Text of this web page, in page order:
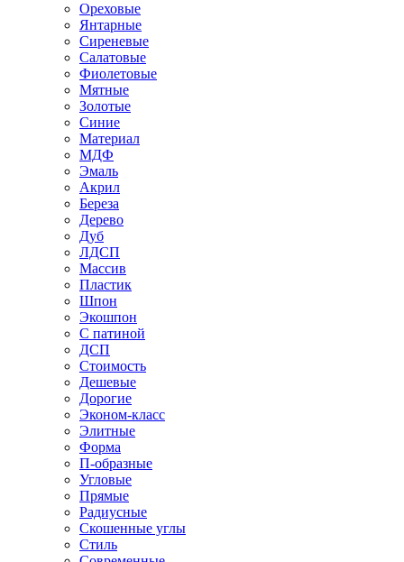
Ореховые
Янтарные
Сиреневые
Салатовые
Фиолетовые
Мятные
Золотые
Синие
Материал
МДФ
Эмаль
Акрил
Береза
Дерево
Дуб
ЛДСП
Массив
Пластик
Шпон
Экошпон
С патиной
ДСП
Стоимость
Дешевые
Дорогие
Эконом-класс
Элитные
Форма
П-образные
Угловые
Прямые
Радиусные
Скошенные углы
Стиль